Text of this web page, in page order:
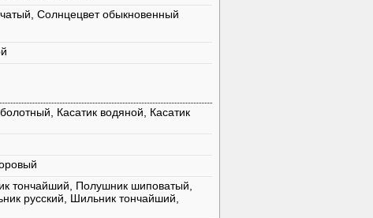
Солнцецвет обыкновенный
Касатик водяной, Касатик
тончайший, Полушник шиповатый,
русский, Шильник тончайший,